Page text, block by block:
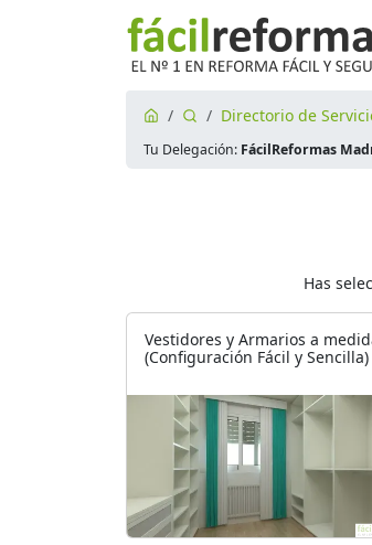
Directorio de
Tu Delegación: FácilReformas
Has
Vestidores y Armarios a
(Configuración Fácil y Sencilla)